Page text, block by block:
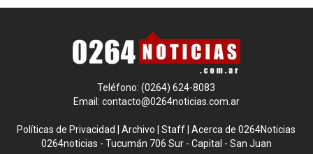
Teléfono: (0264) 624-8083
Email: contacto@0264noticias.com.ar
Políticas de Privacidad |Archivo |Staff |Acerca de 0264Noticias
0264noticias - Tucumán 706 Sur - Capital - San Juan